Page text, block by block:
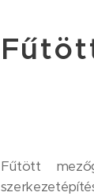
Fűtött